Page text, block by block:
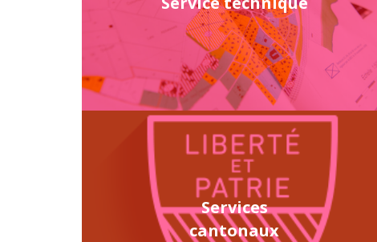
Services
cantonaux